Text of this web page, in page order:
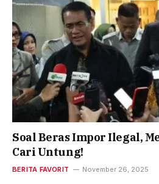
Soal Beras Impor Ilegal,
Cari Untung!
BERITA FAVORIT November 26, 2025